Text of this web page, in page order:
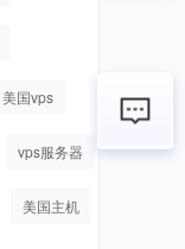
美国vps
vps服务器
美国主机